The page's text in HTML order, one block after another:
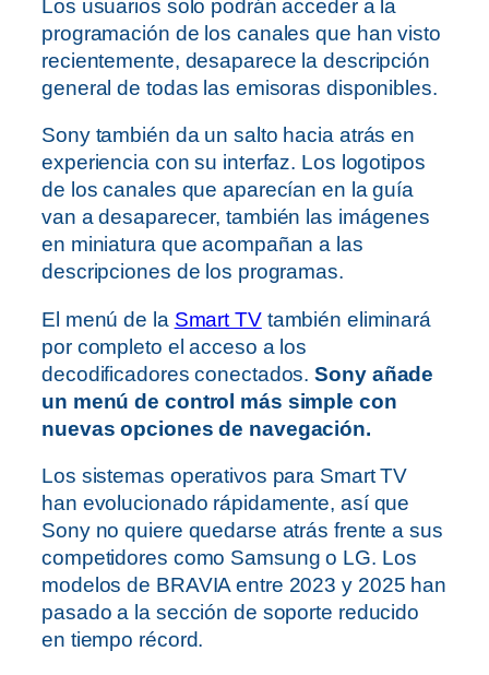
Los usuarios solo podrán acceder a la
programación de los canales que han visto
recientemente, desaparece la descripción
general de todas las emisoras disponibles.
Sony también da un salto hacia atrás en
experiencia con su interfaz. Los logotipos
de los canales que aparecían en la guía
van a desaparecer, también las imágenes
en miniatura que acompañan a las
descripciones de los programas.
El menú de la Smart TVtambién eliminará
por completo el acceso a los
decodificadores conectados.Sony añade
un menú de control más simple con
nuevas opciones de navegación.
Los sistemas operativos para Smart TV
han evolucionado rápidamente, así que
Sony no quiere quedarse atrás frente a sus
competidores como Samsung o LG. Los
modelos de BRAVIA entre 2023 y 2025 han
pasado a la sección de soporte reducido
en tiempo récord.